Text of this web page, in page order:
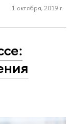
1 октября, 2019 г.